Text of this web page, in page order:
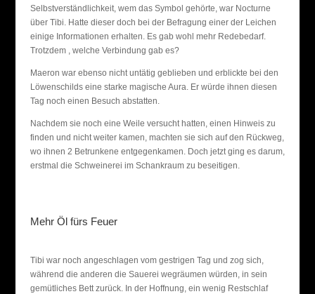
Selbstverständlichkeit, wem das Symbol gehörte, war Nocturne
über Tibi. Hatte dieser doch bei der Befragung einer der Leichen
einige Informationen erhalten. Es gab wohl mehr Redebedarf.
Trotzdem , welche Verbindung gab es?
Maeron war ebenso nicht untätig geblieben und erblickte bei den
Löwenschilds eine starke magische Aura. Er würde ihnen diesen
Tag noch einen Besuch abstatten.
Nachdem sie noch eine Weile versucht hatten, einen Hinweis zu
finden und nicht weiter kamen, machten sie sich auf den Rückweg,
wo ihnen 2 Betrunkene entgegenkamen. Doch jetzt ging es darum,
erstmal die Schweinerei im Schankraum zu beseitigen.
Mehr Öl fürs Feuer
Tibi war noch angeschlagen vom gestrigen Tag und zog sich,
während die anderen die Sauerei wegräumen würden, in sein
gemütliches Bett zurück. In der Hoffnung, ein wenig Restschlaf